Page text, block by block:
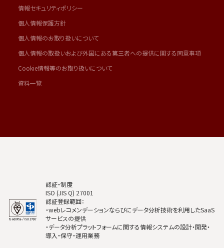
情報セキュリティポリシー
個人情報保護方針
個人情報のお取り扱いについて
個人情報の取扱いおよび外国にある第三者への提供に関する同意事項
Cookie情報等のお取り扱いについて
資料一覧
認証・制度
ISO (JIS Q) 27001
認証登録範囲：
・webレコメンデーションならびにデータ分析技術を利用したSaaS
サービスの提供
・データ分析プラットフォームに関する情報システムの設計・開発・
導入・保守・運用業務